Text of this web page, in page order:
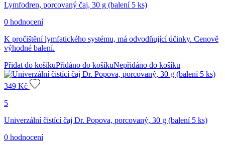
Lymfodren, porcovaný čaj, 30 g (balení 5 ks)
0 hodnocení
K pročištění lymfatického systému, má odvodňující účinky. Cenově
výhodné balení.
Přidat do košíkuPřidáno do košíkuNepřidáno do košíku
349 Kč
5
Univerzální čistící čaj Dr. Popova, porcovaný, 30 g (balení 5 ks)
0 hodnocení